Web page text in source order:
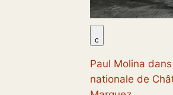
c
Paul Molina
nationale de